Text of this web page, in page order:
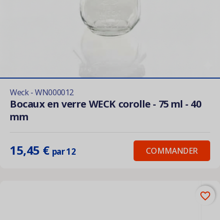
Weck - WN000012
Bocaux en verre WECK corolle - 75 ml - 40
mm
15,45 € par 12 COMMANDER
favorite_border